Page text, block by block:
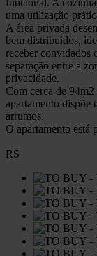
uma utilização
A área privada
bem distribuídos,
receber convidados
separação entre a
privacidade.
Com cerca de
apartamento dispõe
arrumos.
O apartamento está
RS